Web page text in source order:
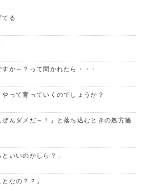
てる
か～？って聞かれたら・・・
って育っていくのでしょうか？
ぜんダメだ～！」と落ち込むときの処方箋
いいのかしら？」
なの？？」